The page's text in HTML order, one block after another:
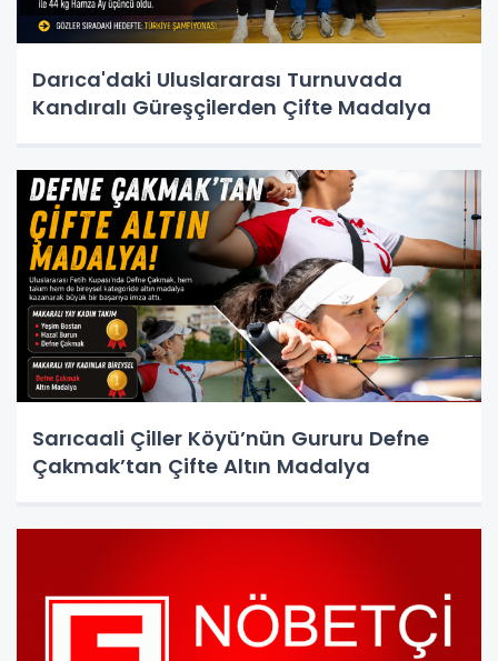
Darıca'daki Uluslararası Turnuvada
Kandıralı Güreşçilerden Çifte Madalya
Sarıcaali Çiller Köyü’nün Gururu Defne
Çakmak’tan Çifte Altın Madalya